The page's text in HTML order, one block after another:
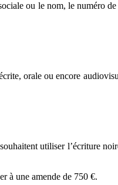
ou le nom, le numéro
orale ou encore
utiliser l’écriture
à une amende de 750 €.